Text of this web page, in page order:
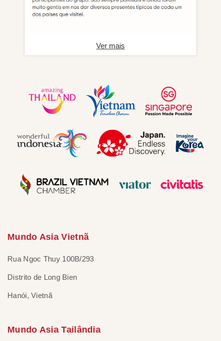
Ver mais
Mundo Asia Vietnã
Rua Ngoc Thuy 100B/293
Distrito de Long Bien
Hanói, Vietnã
Mundo Asia Tailândia